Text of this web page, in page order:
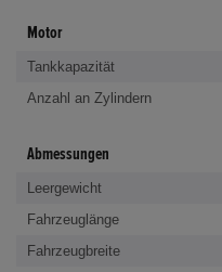
Motor
Tankkapazität
Anzahl an Zylindern
Abmessungen
Leergewicht
Fahrzeuglänge
Fahrzeugbreite